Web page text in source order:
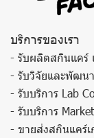
บริการของเรา
- รับผลิตสกินแคร์
- รับวิจัยและพัฒน
- รับบริการ Lab
- รับบริการ
- ขายส่งสกินแคร์